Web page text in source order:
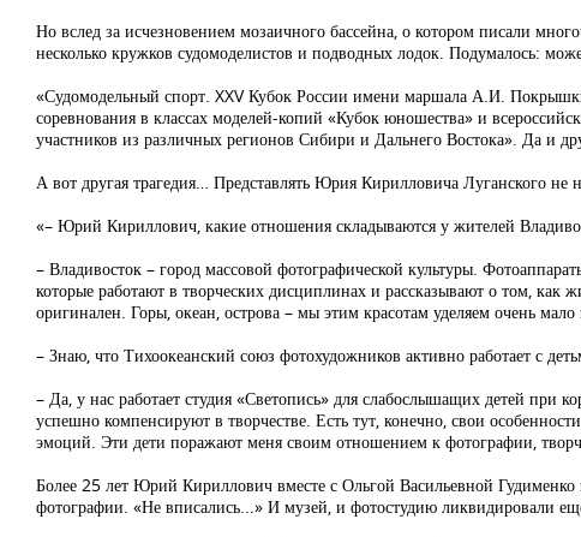
Но вслед за исчезновением мозаичного бассейна, о котором писали
несколько кружков судомоделистов и подводных лодок. Подумалось:
«Судомодельный спорт. XXV Кубок России имени маршала А.И.
соревнования в классах моделей-копий «Кубок юношества» и
участников из различных регионов Сибири и Дальнего Востока». Да и
А вот другая трагедия… Представлять Юрия Кирилловича
«– Юрий Кириллович, какие отношения складываются у жителей
– Владивосток – город массовой фотографической культуры.
которые работают в творческих дисциплинах и рассказывают о том,
оригинален. Горы, океан, острова – мы этим красотам уделяем очень
– Знаю, что Тихоокеанский союз фотохудожников активно работает с
– Да, у нас работает студия «Светопись» для слабослышащих детей при
успешно компенсируют в творчестве. Есть тут, конечно, свои
эмоций. Эти дети поражают меня своим отношением к фотографии,
Более 25 лет Юрий Кириллович вместе с Ольгой Васильевной
фотографии. «Не вписались...» И музей, и фотостудию ликвидировали